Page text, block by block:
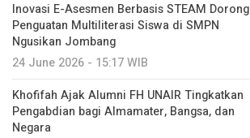
Inovasi E-Asesmen Berbasis STEAM Dorong
Penguatan Multiliterasi Siswa di SMPN
Ngusikan Jombang
24 June 2026 - 15:17 WIB
Khofifah Ajak Alumni FH UNAIR Tingkatkan
Pengabdian bagi Almamater, Bangsa, dan
Negara